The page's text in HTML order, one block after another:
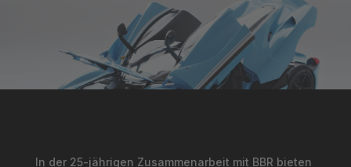
In der 25-jährigen Zusammenarbeit mit BBR bieten